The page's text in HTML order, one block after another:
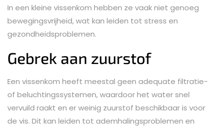
In een kleine vissenkom hebben ze vaak niet genoeg
bewegingsvrijheid, wat kan leiden tot stress en
gezondheidsproblemen.
Gebrek aan zuurstof
Een vissenkom heeft meestal geen adequate filtratie-
of beluchtingssystemen, waardoor het water snel
vervuild raakt en er weinig zuurstof beschikbaar is voor
de vis. Dit kan leiden tot ademhalingsproblemen en